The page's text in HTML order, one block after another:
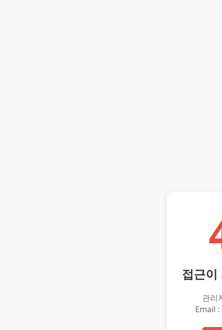
접근이
관리
Email